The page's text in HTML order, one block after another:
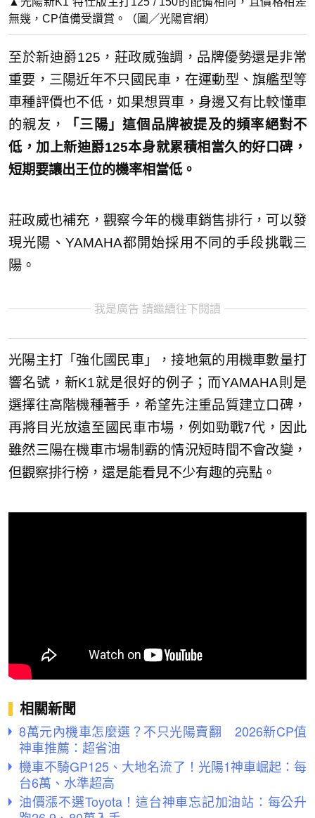
無幾，CP值備受讚賞。（圖／光陽官網）
至於新迪爵125，莊政威強調，品牌優勢還是非常
重要，三陽近年不只國民車，在運動型、旗艦型等
車種評價也不低，如果想買車，身邊又有比較懂車
的親友，
「三陽」這個品牌被提及的頻率絕對不
低，加上新迪爵125本身就累積相當久的好口碑，
短期要讓出王位的機率相當低。
莊政威也補充，觀察今年的機車銷售排行，可以發
現光陽、YAMAHA都開始採用不同的手段挑戰三
陽。
我是廣告 請繼續往下閱讀
光陽主打「強化國民車」，接地氣的用機車數量打
響名號，新K1就是很好的例子；而YAMAHA則是
選擇往高階機種著手，希望先注重品質建立口碑，
再將目光放遠至國民車市場，例如勁戰7代，因此
雖然三陽在機車市場制霸的情況短時間不會改變，
但觀察排行榜，還是能看見不少有趣的亮點。
相關新聞
8萬元內機車怎麼選？不只光陽賣翻 2026新CP值
神車推薦：超省油
機車不騎GP125、大地名流了！光陽1神車崛起：每
台6萬、水準超高
油價漲不選Toyota！這台神車忘記加油站：每公升